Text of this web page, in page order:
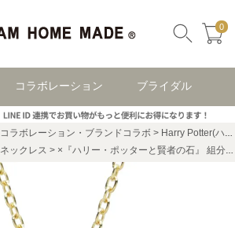
0
コラボレーション ブライダル
コラボレーション・ブランドコラボ
Harry Potter(ハリー・ポッター)
ネックレス ×『ハリー・ポッターと賢者の石』 組分け帽子と寮ネックレス - グリフィンドール